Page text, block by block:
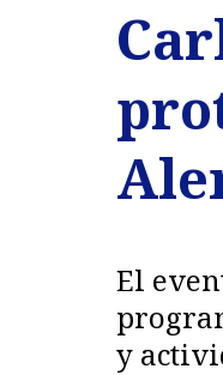
El
y